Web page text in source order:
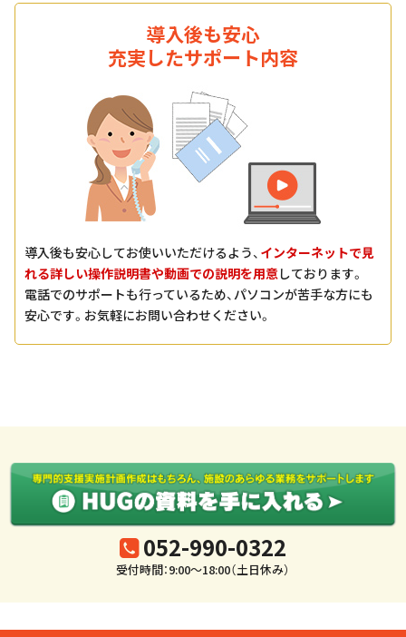
導入後も安心
充実したサポート内容
導入後も安心してお使いいただけるよう、 インターネットで見
れる詳しい操作説明書や動画での説明を用意しております。
電話でのサポートも行っているため、パソコンが苦手な方にも
安心です。お気軽にお問い合わせください。
052-990-0322
受付時間：9:00～18:00（土日休み）